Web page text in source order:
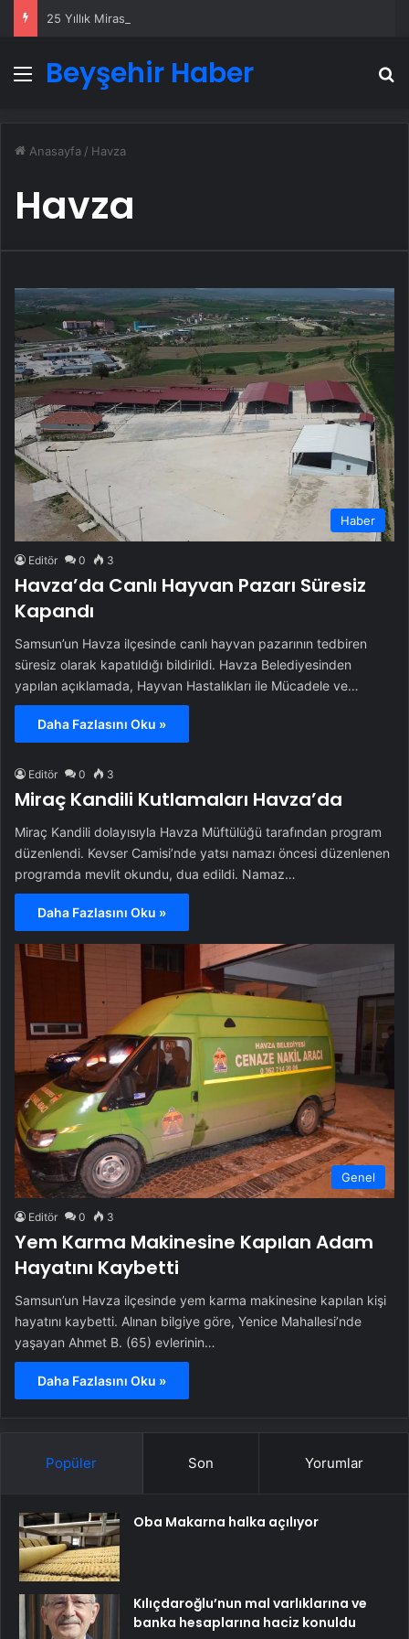
Menü
Beyşehir Haber
Anasayfa / Havza
Havza
Haber
Editör 0 3
Havza’da Canlı Hayvan Pazarı Süresiz
Kapandı
Samsun’un Havza ilçesinde canlı hayvan pazarının tedbiren
süresiz olarak kapatıldığı bildirildi. Havza Belediyesinden
yapılan açıklamada, Hayvan Hastalıkları ile Mücadele ve…
Daha Fazlasını Oku »
Editör 0 3
Miraç Kandili Kutlamaları Havza’da
Miraç Kandili dolayısıyla Havza Müftülüğü tarafından program
düzenlendi. Kevser Camisi’nde yatsı namazı öncesi düzenlenen
programda mevlit okundu, dua edildi. Namaz…
Daha Fazlasını Oku »
Genel
Editör 0 3
Yem Karma Makinesine Kapılan Adam
Hayatını Kaybetti
Samsun’un Havza ilçesinde yem karma makinesine kapılan kişi
hayatını kaybetti. Alınan bilgiye göre, Yenice Mahallesi’nde
yaşayan Ahmet B. (65) evlerinin…
Daha Fazlasını Oku »
Popüler Son Yorumlar
Oba Makarna halka açılıyor
Kılıçdaroğlu’nun mal varlıklarına ve
banka hesaplarına haciz konuldu